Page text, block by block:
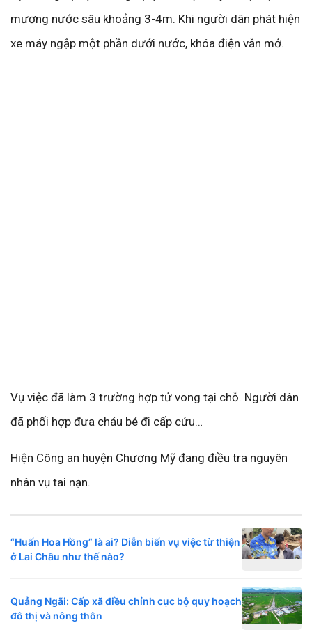
mương nước sâu khoảng 3-4m. Khi người dân phát hiện
xe máy ngập một phần dưới nước, khóa điện vẫn mở.
Vụ việc đã làm 3 trường hợp tử vong tại chỗ. Người dân
đã phối hợp đưa cháu bé đi cấp cứu…
Hiện Công an huyện Chương Mỹ đang điều tra nguyên
nhân vụ tai nạn.
“Huấn Hoa Hồng” là ai? Diễn biến vụ việc từ thiện
ở Lai Châu như thế nào?
Quảng Ngãi: Cấp xã điều chỉnh cục bộ quy hoạch
đô thị và nông thôn